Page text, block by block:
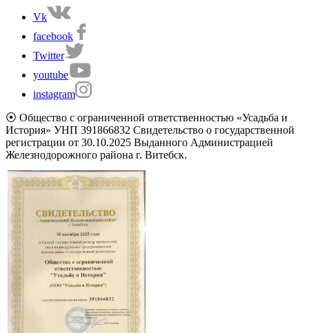
Vk
facebook
Twitter
youtube
instagram
⦿ Общество с ограниченной ответственностью «Усадьба и
История» УНП 391866832 Свидетельство о государственной
регистрации от 30.10.2025 Выданного Администрацией
Железнодорожного района г. Витебск.